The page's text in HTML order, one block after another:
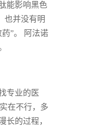
能影响黑色
也并没有明
”。 阿法诺
专业的医
在不行，多
长的过程，